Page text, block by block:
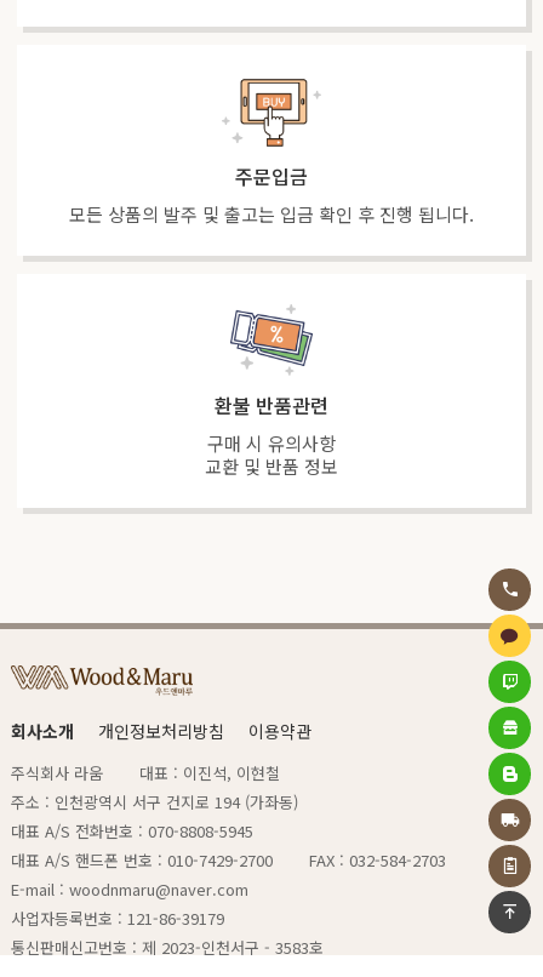
주문입금
모든 상품의 발주 및 출고는 입금 확인 후 진행 됩니다.
환불 반품관련
구매 시 유의사항
교환 및 반품 정보
회사소개 개인정보처리방침 이용약관
주식회사 라움
대표 : 이진석, 이현철
주소 : 인천광역시 서구 건지로 194 (가좌동)
대표 A/S 전화번호 : 070-8808-5945
대표 A/S 핸드폰 번호 : 010-7429-2700
FAX : 032-584-2703
E-mail : woodnmaru@naver.com
사업자등록번호 : 121-86-39179
통신판매신고번호 : 제 2023-인천서구 - 3583호